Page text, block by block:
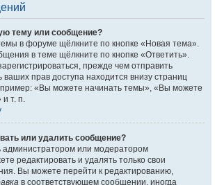
тему или сообщение?
в форуме щёлкните по кнопке «Новая тема».
в теме щёлкните по кнопке «Ответить».
прежде чем отправить
прав доступа находится внизу страниц
«Вы можете начинать темы», «Вы можете
и т. п.
или удалить сообщение?
администратором или модератором
редактировать и удалять только свои
Вы можете перейти к редактированию,
в соответствующем сообщении, иногда